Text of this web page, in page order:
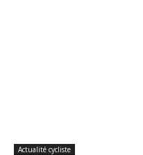
Actualité cycliste